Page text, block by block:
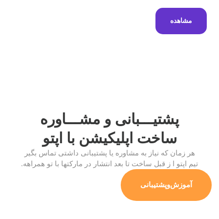
مشاهده
پشتیـــبانی و مشـــاوره
ساخت اپلیکیشنبا اپتو
هر زمان که نیاز به مشاوره یا پشتیبانی داشتی تماس بگیر
تیم اپتو ا ز قبل ساخت تا بعد انتشار در مارکتها با تو همراهه.
آموزش‌وپشتیبانی